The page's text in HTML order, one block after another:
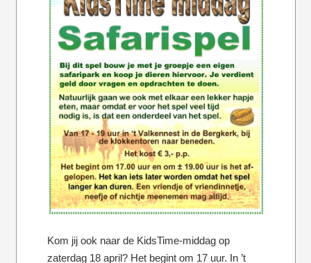
Kom jij ook naar de KidsTime-middag op
zaterdag 18 april? Het begint om 17 uur. In ’t